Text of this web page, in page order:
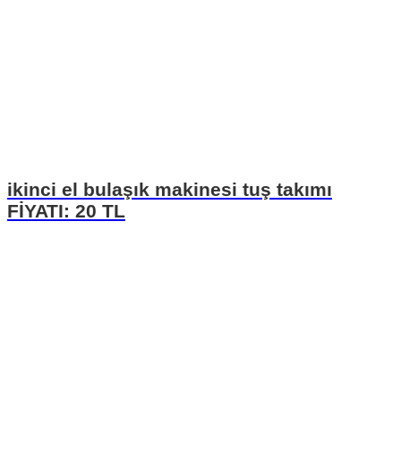
ikinci el bulaşık makinesi tuş takımı
FİYATI: 20 TL